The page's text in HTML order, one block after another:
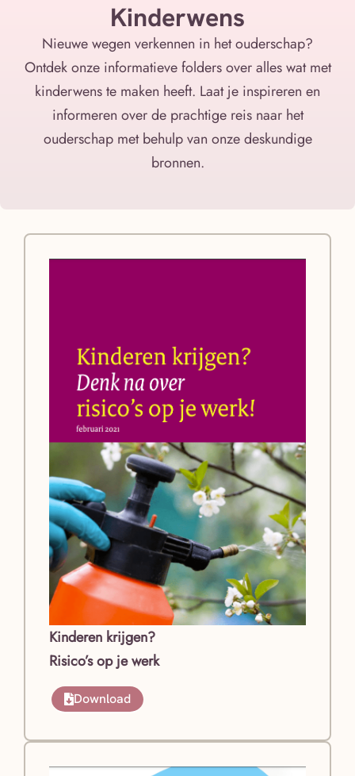
Kinderwens
Nieuwe wegen verkennen in het ouderschap?
Ontdek onze informatieve folders over alles wat met
kinderwens te maken heeft. Laat je inspireren en
informeren over de prachtige reis naar het
ouderschap met behulp van onze deskundige
bronnen.
Kinderen krijgen?
Risico’s op je werk
Download